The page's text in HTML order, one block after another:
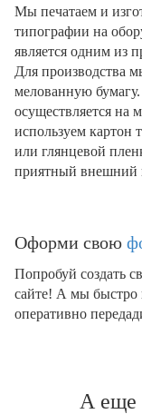
Мы печатаем и
типографии на
является одним из
Для производства
мелованную
осуществляется на
используем
или глянцевой
приятный внешний
Оформи свою
Попробуй создать
сайте! А мы быстро
оперативно
А еще